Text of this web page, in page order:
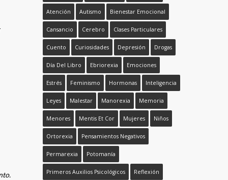
Anuptafobia Aprendizaje Asertividad
Atención Autismo Bienestar Emocional
Cansancio Cerebro Clases Particulares
Cuento Curiosidades Depresión Drogas
Día Del Libro Ebriorexia Emociones
Estrés Feminismo Hormonas Inteligencia
Leyes Malestar Manorexia Memoria
Menores Mentis Et Cor Mujeres
Ortorexia Pensamientos Negativos
Permarexia Potomanía